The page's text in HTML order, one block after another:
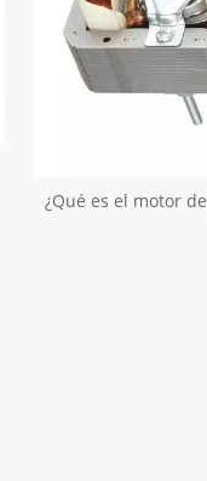
¿Qué es el motor